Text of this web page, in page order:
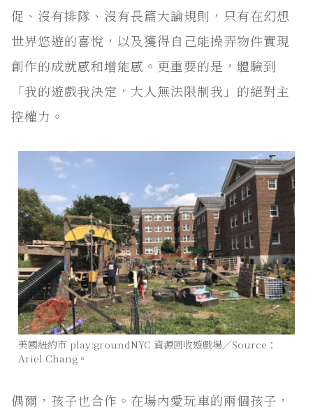
促、沒有排隊、沒有長篇大論規則，只有在幻想
世界悠遊的喜悅，以及獲得自己能操弄物件實現
創作的成就感和增能感。更重要的是，體驗到
「我的遊戲我決定，大人無法限制我」的絕對主
控權力。
美國紐約市 play:groundNYC 資源回收遊戲場／Source：
Ariel Chang。
偶爾，孩子也合作。在場內愛玩車的兩個孩子，